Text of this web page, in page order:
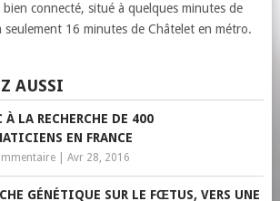
connecté, situé à quelques minutes de
seulement 16 minutes de Châtelet en métro.
AUSSI
À LA RECHERCHE DE 400
EN FRANCE
| Avr 28, 2016
GÉNÉTIQUE SUR LE FŒTUS, VERS UNE